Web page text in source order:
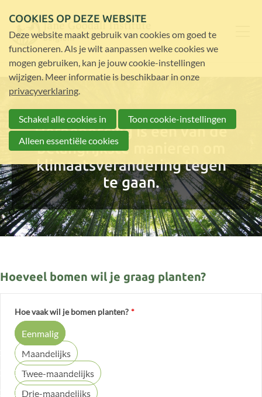
Herbebossing is een van de
belangrijkste manieren om
klimaatsverandering tegen
te gaan.
Hoeveel bomen wil je graag planten?
Hoe vaak wil je bomen planten? *
Eenmalig
Maandelijks
Twee-maandelijks
Drie-maandelijks
COOKIES OP DEZE WEBSITE
Deze website maakt gebruik van cookies om goed te
functioneren. Als je wilt aanpassen welke cookies we
mogen gebruiken, kan je jouw cookie-instellingen
wijzigen. Meer informatie is beschikbaar in onze
privacyverklaring.
Schakel alle cookies in
Toon cookie-instellingen
Alleen essentiële cookies